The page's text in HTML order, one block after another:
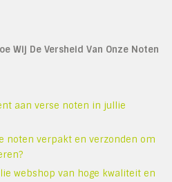
Wij De Versheid Van Onze Noten
aan verse noten in jullie
noten verpakt en verzonden om
webshop van hoge kwaliteit en